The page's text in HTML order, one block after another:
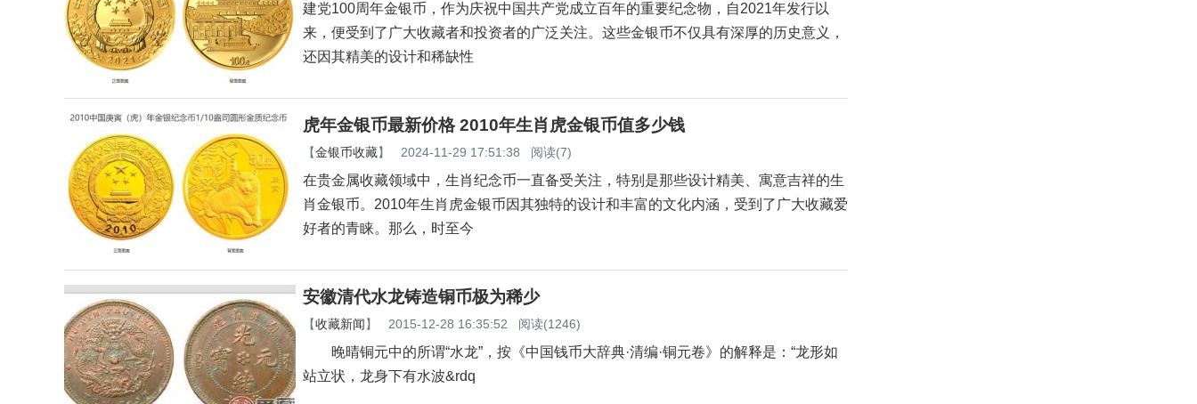
建党100周年金银币，作为庆祝中国共产党成立百年的重要纪念物，自2021年发行以
来，便受到了广大收藏者和投资者的广泛关注。这些金银币不仅具有深厚的历史意义，
还因其精美的设计和稀缺性
虎年金银币最新价格 2010年生肖虎金银币值多少钱
【金银币收藏】 2024-11-29 17:51:38 阅读(7)
在贵金属收藏领域中，生肖纪念币一直备受关注，特别是那些设计精美、寓意吉祥的生
肖金银币。2010年生肖虎金银币因其独特的设计和丰富的文化内涵，受到了广大收藏爱
好者的青睐。那么，时至今
安徽清代水龙铸造铜币极为稀少
【收藏新闻】 2015-12-28 16:35:52 阅读(1246)
晚晴铜元中的所谓“水龙”，按《中国钱币大辞典·清编·铜元卷》的解释是：“龙形如
站立状，龙身下有水波&rdq